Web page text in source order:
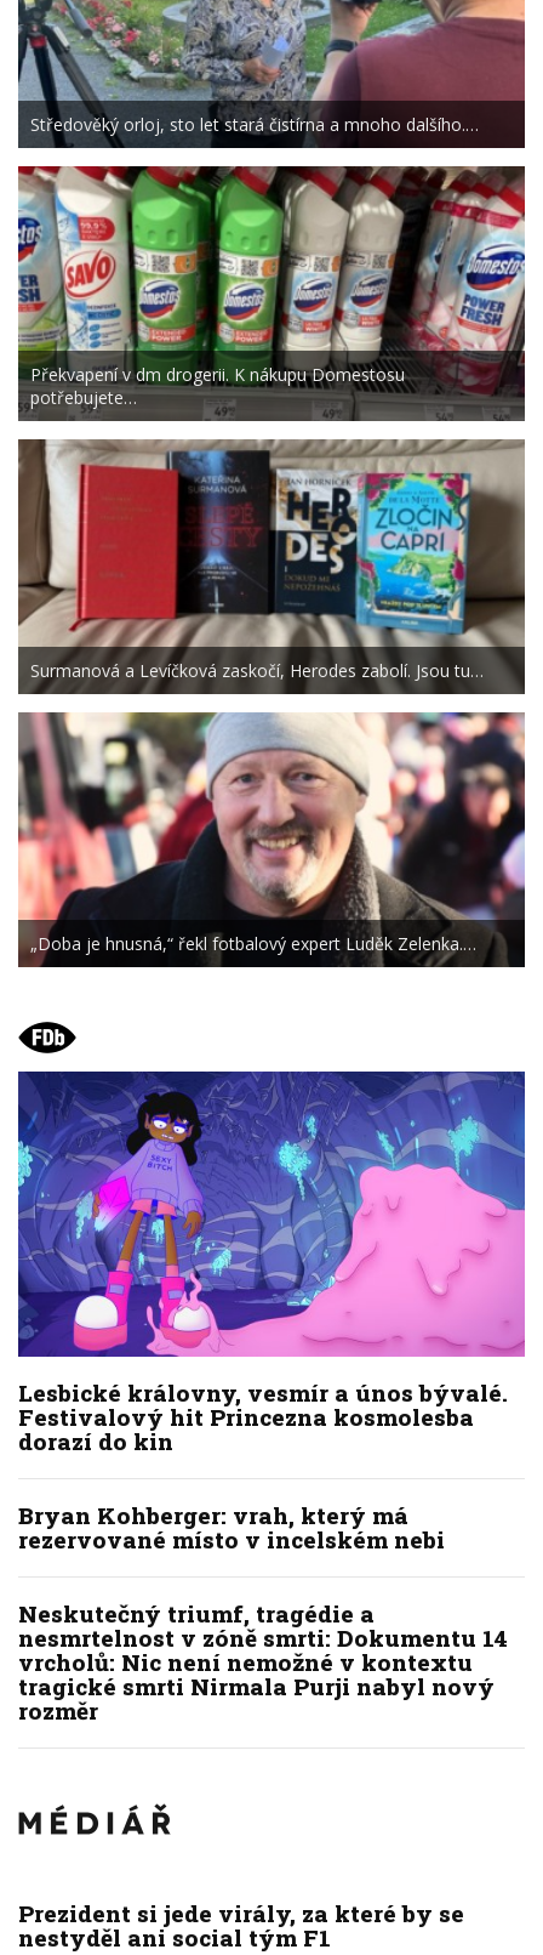
Středověký orloj, sto let stará čistírna a mnoho dalšího.…
Překvapení v dm drogerii. K nákupu Domestosu
potřebujete…
Surmanová a Levíčková zaskočí, Herodes zabolí. Jsou tu…
„Doba je hnusná,“ řekl fotbalový expert Luděk Zelenka.…
Lesbické královny, vesmír a únos bývalé.
Festivalový hit Princezna kosmolesba
dorazí do kin
Bryan Kohberger: vrah, který má
rezervované místo v incelském nebi
Neskutečný triumf, tragédie a
nesmrtelnost v zóně smrti: Dokumentu 14
vrcholů: Nic není nemožné v kontextu
tragické smrti Nirmala Purji nabyl nový
rozměr
Prezident si jede virály, za které by se
nestyděl ani social tým F1